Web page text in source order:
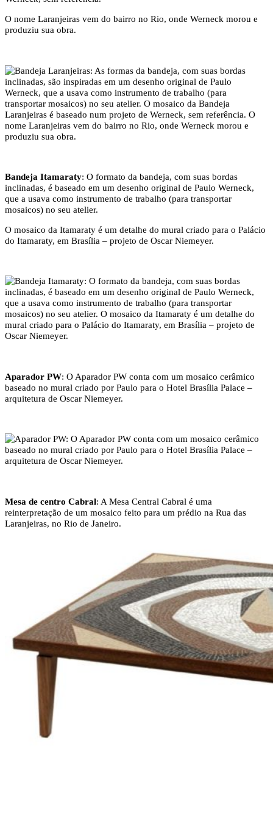
O nome Laranjeiras vem do bairro no Rio, onde Werneck morou e
produziu sua obra.
Bandeja Itamaraty: O formato da bandeja, com suas bordas
inclinadas, é baseado em um desenho original de Paulo Werneck,
que a usava como instrumento de trabalho (para transportar
mosaicos) no seu atelier.
O mosaico da Itamaraty é um detalhe do mural criado para o Palácio
do Itamaraty, em Brasília – projeto de Oscar Niemeyer.
Aparador PW: O Aparador PW conta com um mosaico cerâmico
baseado no mural criado por Paulo para o Hotel Brasília Palace –
arquitetura de Oscar Niemeyer.
Mesa de centro Cabral: A Mesa Central Cabral é uma
reinterpretação de um mosaico feito para um prédio na Rua das
Laranjeiras, no Rio de Janeiro.